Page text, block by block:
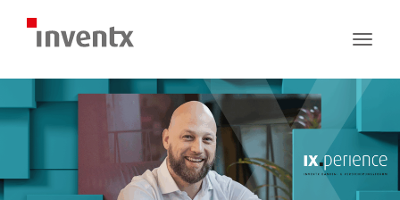
Toggle